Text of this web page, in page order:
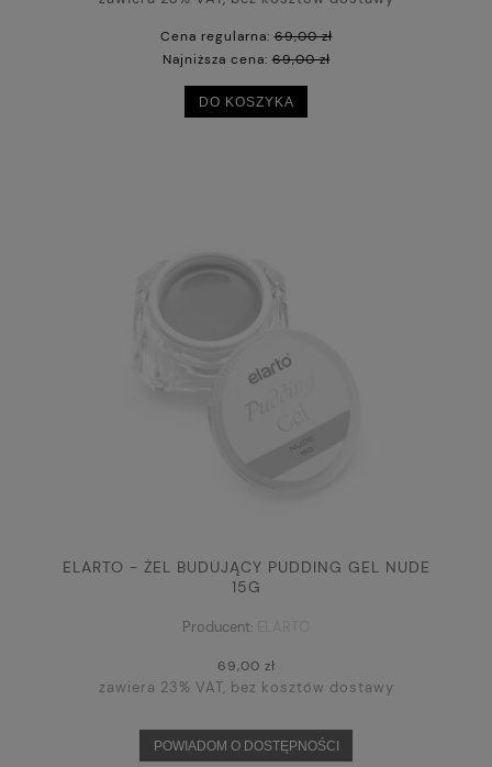
Cena regularna:69,00 zł
Najniższa cena:69,00 zł
DO KOSZYKA
ELARTO - ŻEL BUDUJĄCY PUDDING GEL NUDE
15G
Producent:
69,00 zł
zawiera 23% VAT, bez kosztów dostawy
POWIADOM O DOSTĘPNOŚCI